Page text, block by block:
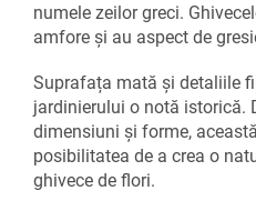
numele zeilor greci.
amfore și au aspect de
Suprafața mată și detaliile
jardinierului o notă istorică.
dimensiuni și forme,
posibilitatea de a crea o
ghivece de flori.